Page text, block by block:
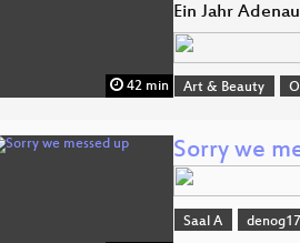
42 min
Ein Jahr
Art & Beauty
Sorry we
Saal A